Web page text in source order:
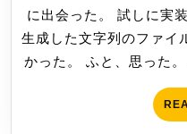
ンに出会った。 試しに実
生成した文字列のファイ
かった。 ふと、思った